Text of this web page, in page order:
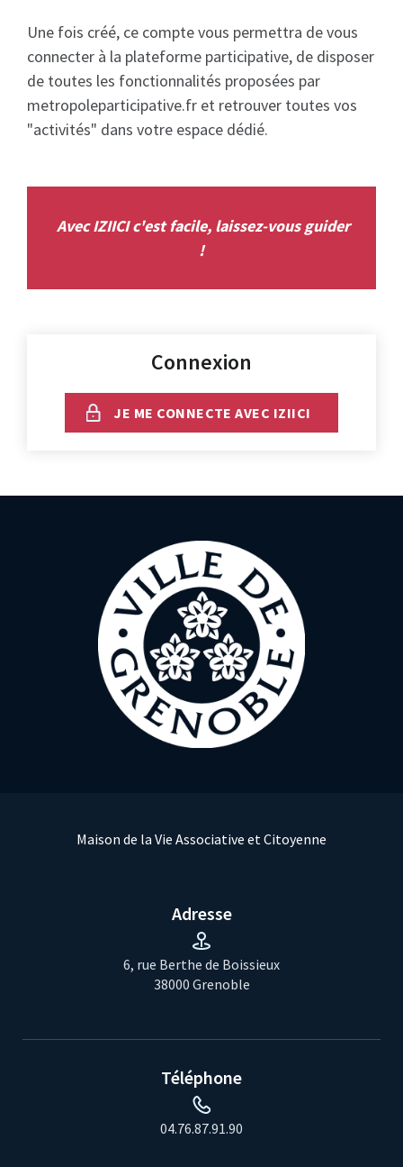
Une fois créé, ce compte vous permettra de vous
connecter à la plateforme participative, de disposer
de toutes les fonctionnalités proposées par
metropoleparticipative.fr et retrouver toutes vos
"activités" dans votre espace dédié.
Avec IZIICI c'est facile, laissez-vous guider
!
Connexion
JE ME CONNECTE AVEC IZIICI
Maison de la Vie Associative et Citoyenne
Adresse
6, rue Berthe de Boissieux
38000 Grenoble
Téléphone
04.76.87.91.90